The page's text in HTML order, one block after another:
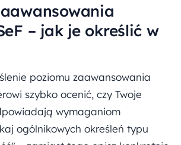
– jak je określić w
poziomu zaawansowania
szybko ocenić, czy Twoje
wymaganiom
ogólnikowych określeń typu